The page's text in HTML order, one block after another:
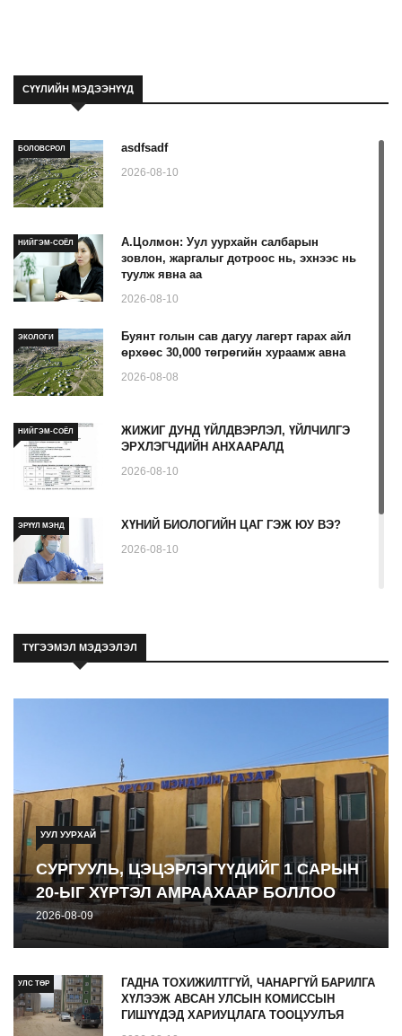
СҮҮЛИЙН МЭДЭЭНҮҮД
БОЛОВСРОЛ asdfsadf
2026-08-10
НИЙГЭМ-СОЁЛ
А.Цолмон: Уул уурхайн салбарын
зовлон, жаргалыг дотроос нь, эхнээс нь
туулж явна аа
2026-08-10
ЭКОЛОГИ
Буянт голын сав дагуу лагерт гарах айл
өрхөөс 30,000 төгрөгийн хураамж авна
2026-08-08
НИЙГЭМ-СОЁЛ
ЖИЖИГ ДУНД ҮЙЛДВЭРЛЭЛ, ҮЙЛЧИЛГЭ
ЭРХЛЭГЧДИЙН АНХААРАЛД
2026-08-10
ЭРҮҮЛ МЭНД ХҮНИЙ БИОЛОГИЙН ЦАГ ГЭЖ ЮУ ВЭ?
2026-08-10
юу вэ
2026-08-09
ТҮГЭЭМЭЛ МЭДЭЭЛЭЛ
УУЛ УУРХАЙ
СУРГУУЛЬ, ЦЭЦЭРЛЭГҮҮДИЙГ 1 САРЫН
20-ЫГ ХҮРТЭЛ АМРААХААР БОЛЛОО
2026-08-09
УЛС ТӨР
ГАДНА ТОХИЖИЛТГҮЙ, ЧАНАРГҮЙ БАРИЛГА
ХҮЛЭЭЖ АВСАН УЛСЫН КОМИССЫН
ГИШҮҮДЭД ХАРИУЦЛАГА ТООЦУУЛЪЯ